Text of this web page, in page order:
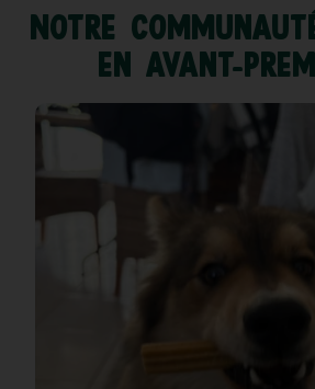
Notre
en avant-